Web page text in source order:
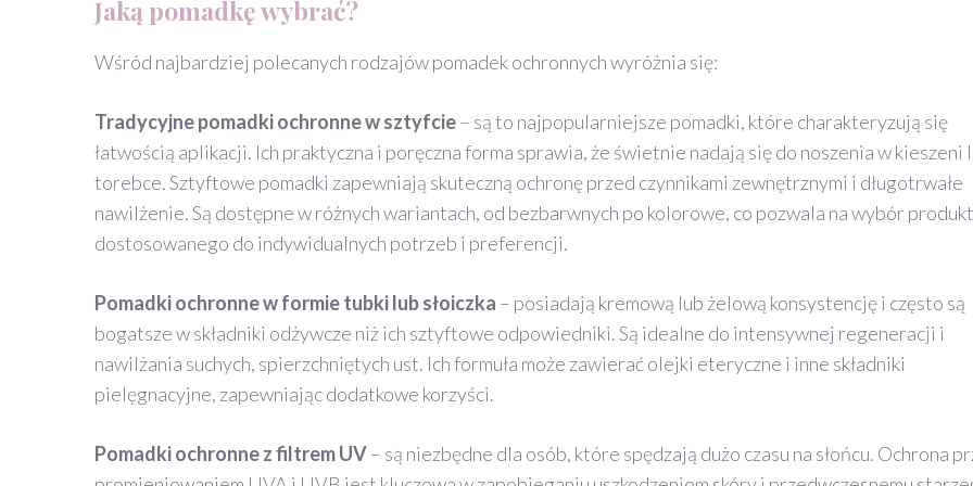
Jaką pomadkę wybrać?
Wśród najbardziej polecanych rodzajów pomadek ochronnych wyróżnia się:
Tradycyjne pomadki ochronne w sztyfcie– są to najpopularniejsze pomadki, które charakteryzują się
łatwością aplikacji. Ich praktyczna i poręczna forma sprawia, że świetnie nadają się do noszenia w kieszeni
torebce. Sztyftowe pomadki zapewniają skuteczną ochronę przed czynnikami zewnętrznymi i długotrwałe
nawilżenie. Są dostępne w różnych wariantach, od bezbarwnych po kolorowe, co pozwala na wybór
dostosowanego do indywidualnych potrzeb i preferencji.
Pomadki ochronne w formie tubki lub słoiczka – posiadają kremową lub żelową konsystencję i często są
bogatsze w składniki odżywcze niż ich sztyftowe odpowiedniki. Są idealne do intensywnej regeneracji i
nawilżania suchych, spierzchniętych ust. Ich formuła może zawierać olejki eteryczne i inne składniki
pielęgnacyjne, zapewniając dodatkowe korzyści.
Pomadkiochronne z filtrem UV– są niezbędne dla osób, które spędzają dużo czasu na słońcu. Ochrona